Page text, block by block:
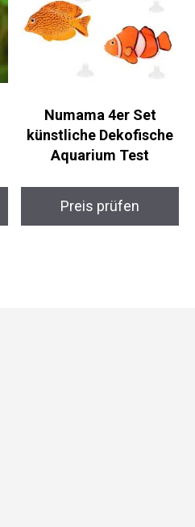
Numama 4er Set
künstliche Dekofische
Aquarium Test
Preis prüfen